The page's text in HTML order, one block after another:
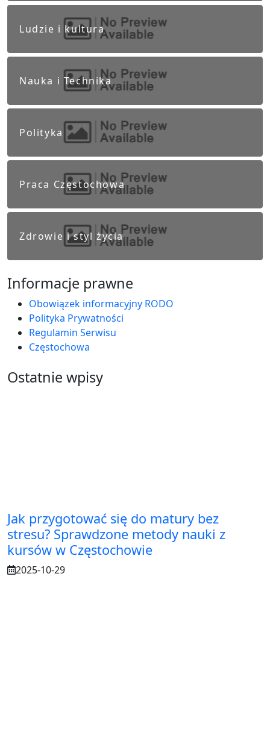
Ludzie i kultura
Nauka i Technika
Polityka
Praca Częstochowa
Zdrowie i styl życia
Informacje prawne
Obowiązek informacyjny RODO
Polityka Prywatności
Regulamin Serwisu
Częstochowa
Ostatnie wpisy
Jak przygotować się do matury bez
stresu? Sprawdzone metody nauki z
kursów w Częstochowie
2025-10-29